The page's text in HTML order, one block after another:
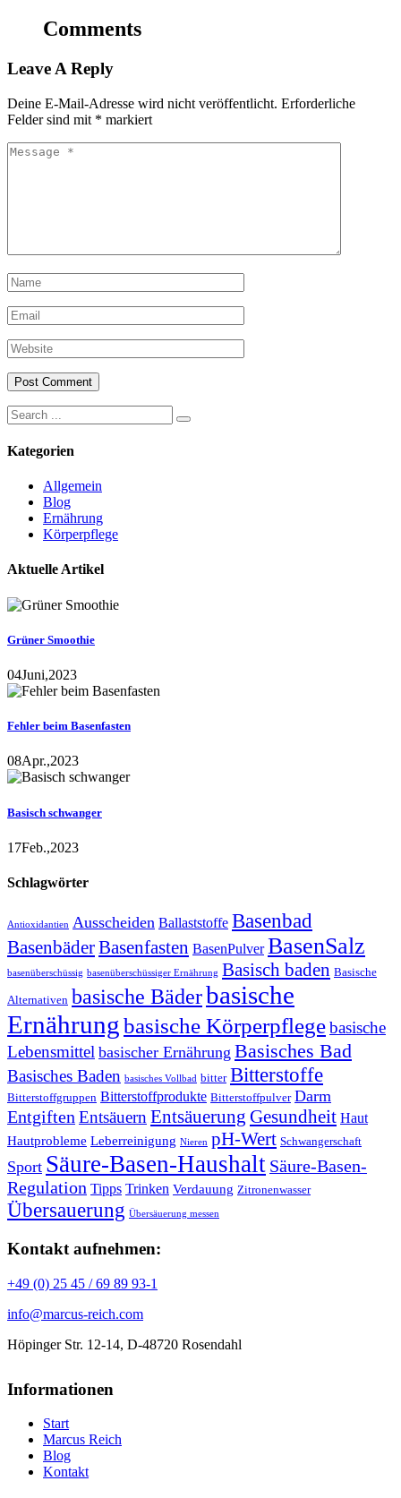
Comments
Leave A Reply
Deine E-Mail-Adresse wird nicht veröffentlicht. Erforderliche
Felder sind mit * markiert
Search
for:
Kategorien
Allgemein
Blog
Ernährung
Körperpflege
Aktuelle Artikel
Grüner Smoothie
04Juni,2023
Fehler beim Basenfasten
08Apr.,2023
Basisch schwanger
17Feb.,2023
Schlagwörter
Antioxidantien Ausscheiden Ballaststoffe Basenbad
BasenbäderBasenfasten BasenPulver BasenSalz
basenüberschüssig basenüberschüssiger Ernährung Basisch baden Basische
Alternativen basische Bäderbasische
Ernährungbasische Körperpflegebasische
Lebensmittel basischer Ernährung Basisches Bad
Basisches Baden basisches Vollbad bitter Bitterstoffe
Bitterstoffgruppen Bitterstoffprodukte Bitterstoffpulver Darm
EntgiftenEntsäuernEntsäuerung Gesundheit Haut
Hautprobleme Leberreinigung Nieren pH-Wert Schwangerschaft
Sport Säure-Basen-Haushalt Säure-Basen-
Regulation Tipps Trinken Verdauung Zitronenwasser
Übersauerung Übersäuerung messen
Kontakt aufnehmen:
+49 (0) 25 45 / 69 89 93-1
info@marcus-reich.com
Höpinger Str. 12-14, D-48720 Rosendahl
Informationen
Start
Marcus Reich
Blog
Kontakt